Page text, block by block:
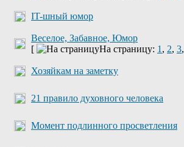
IT-шный юмор
Веселое, Забавное, Юмор
[
На страницу: 1 , 2, 3,
Хозяйкам на заметку
21 правило духовного человека
Момент подлинного просветления